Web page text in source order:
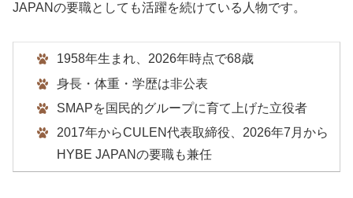
JAPANの要職としても活躍を続けている人物です。
1958年生まれ、2026年時点で68歳
身長・体重・学歴は非公表
SMAPを国民的グループに育て上げた立役者
2017年からCULEN代表取締役、2026年7月から
HYBE JAPANの要職も兼任